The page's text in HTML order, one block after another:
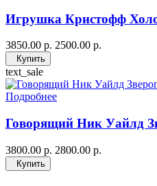
Игрушка Кристофф
3850.00 р. 2500.00 р.
Купить
text_sale
Подробнее
Говорящий Ник Уайлд
3800.00 р. 2800.00 р.
Купить